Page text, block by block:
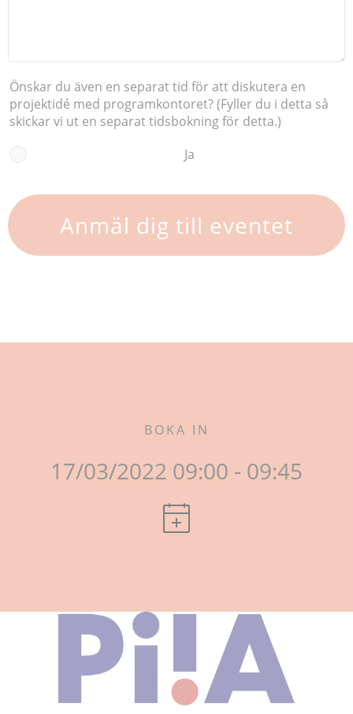
Önskar du även en separat tid för att diskutera en
projektidé med programkontoret? (Fyller du i detta så
skickar vi ut en separat tidsbokning för detta.)
Ja
Anmäl dig till eventet
BOKA IN
17/03/2022 09:00 - 09:45